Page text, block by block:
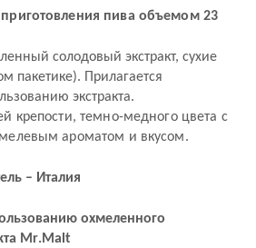
пива объемом 23
солодовый экстракт, сухие
пакетике). Прилагается
экстракта.
крепости, темно-медного цвета с
ароматом и вкусом.
– Италия
охмеленного
Mr.Malt